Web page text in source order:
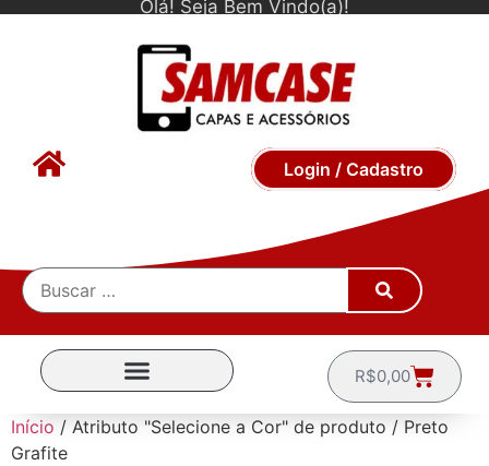
Olá! Seja Bem Vindo(a)!
Login / Cadastro
R$0,00
Início / Atributo "Selecione a Cor" de produto / Preto
Grafite